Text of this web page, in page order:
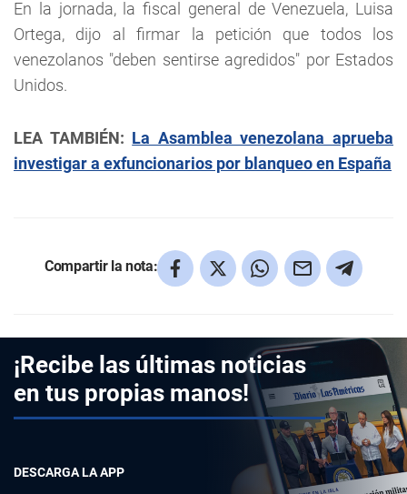
En la jornada, la fiscal general de Venezuela, Luisa
Ortega, dijo al firmar la petición que todos los
venezolanos "deben sentirse agredidos" por Estados
Unidos.
LEA TAMBIÉN: La Asamblea venezolana aprueba
investigar a exfuncionarios por blanqueo en España
Compartir la nota:
¡Recibe las últimas noticias
en tus propias manos!
DESCARGA LA APP